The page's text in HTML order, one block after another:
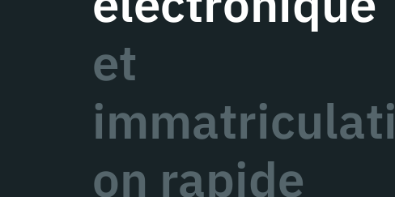
et
immatriculati
on rapide